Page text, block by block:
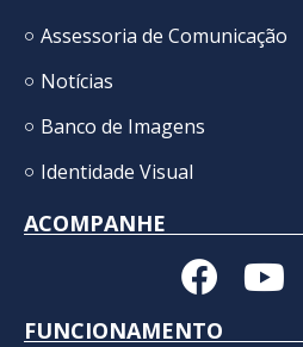
Assessoria de Comunicação
Notícias
Banco de Imagens
Identidade Visual
ACOMPANHE
FUNCIONAMENTO